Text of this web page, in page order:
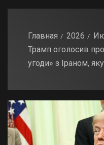
Главная 2026
Трамп оголосив
угоди» з Іраном,